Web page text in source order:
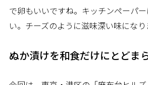
で卵もいいですね。キッチンペーパ
い。チーズのように滋味深い味になり
ぬか漬けを和食だけにとどま